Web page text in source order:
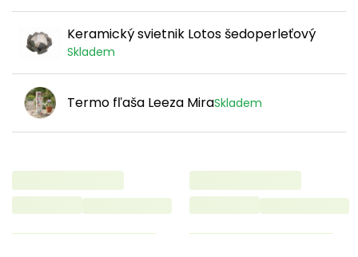
Keramický svietnik Lotos šedoperleťový
Skladem
Termo fľaša Leeza MiraSkladem